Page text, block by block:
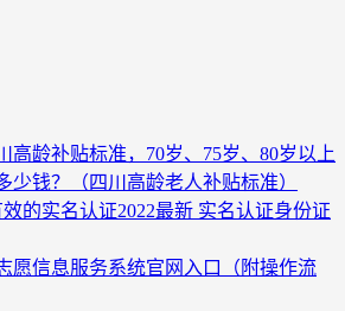
高龄补贴标准，70岁、75岁、80岁以上
少钱？（四川高龄老人补贴标准）
效的实名认证2022最新 实名认证身份证
愿信息服务系统官网入口（附操作流